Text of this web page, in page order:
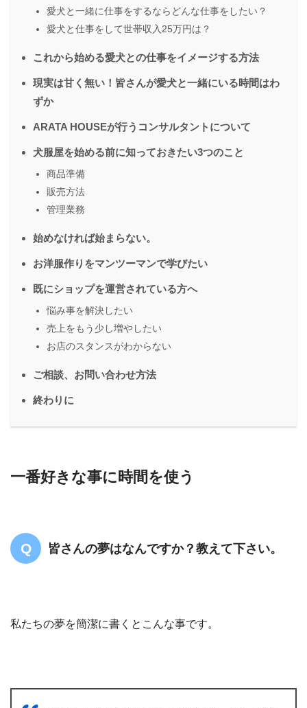
愛犬と一緒に仕事をするならどんな仕事をしたい？
愛犬と仕事をして世帯収入25万円は？
これから始める愛犬との仕事をイメージする方法
現実は甘く無い！皆さんが愛犬と一緒にいる時間はわ
ずか
ARATA HOUSEが行うコンサルタントについて
犬服屋を始める前に知っておきたい3つのこと
商品準備
販売方法
管理業務
始めなければ始まらない。
お洋服作りをマンツーマンで学びたい
既にショップを運営されている方へ
悩み事を解決したい
売上をもう少し増やしたい
お店のスタンスがわからない
ご相談、お問い合わせ方法
終わりに
一番好きな事に時間を使う
皆さんの夢はなんですか？教えて下さい。
私たちの夢を簡潔に書くとこんな事です。